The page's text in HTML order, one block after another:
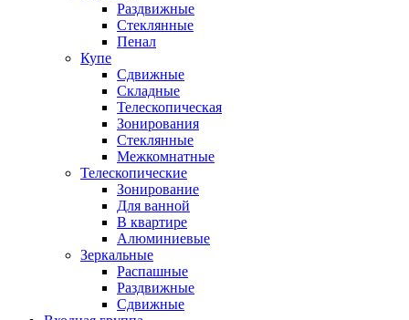
Раздвижные
Стеклянные
Пенал
Купе
Сдвижные
Складные
Телескопическая
Зонирования
Стеклянные
Межкомнатные
Телескопические
Зонирование
Для ванной
В квартире
Алюминиевые
Зеркальные
Распашные
Раздвижные
Сдвижные